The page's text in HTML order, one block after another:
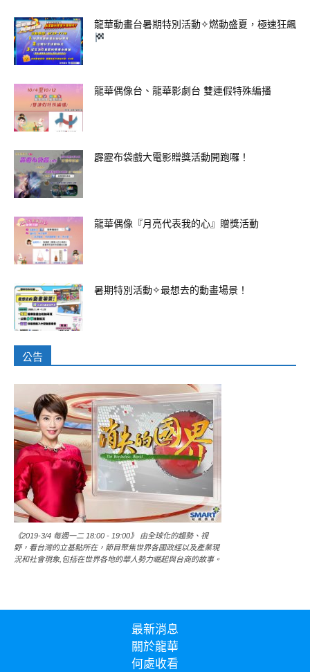
龍華動畫台暑期特別活動✧燃動盛夏，極速狂飆
龍華偶像台、龍華影劇台 雙連假特殊編播
霹靂布袋戲大電影贈獎活動開跑囉！
龍華偶像『月亮代表我的心』贈獎活動
暑期特別活動✧最想去的動畫場景！
公告
《2019-3/4 每週一二 18:00 - 19:00》 由全球化的趨勢、視
野，看台灣的立基點所在，節目聚焦世界各國政經以及產業現
況和社會現象,包括在世界各地的華人勢力崛起與台商的故事。
最新消息
關於龍華
何處收看